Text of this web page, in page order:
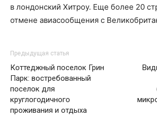
в лондонский Хитроу. Еще более 20
отмене авиасообщения с
Предыдущая статья
Коттеджный поселок Грин
Парк: востребованный
поселок для
круглогодичного
проживания и отдыха